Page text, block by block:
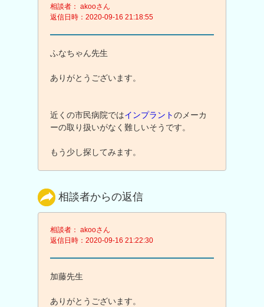
相談者： akooさん
返信日時：2020-09-16 21:18:55
ふなちゃん先生
ありがとうございます。
近くの市民病院ではインプラントのメーカ
ーの取り扱いがなく難しいそうです。
もう少し探してみます。
相談者からの返信
相談者： akooさん
返信日時：2020-09-16 21:22:30
加藤先生
ありがとうございます。